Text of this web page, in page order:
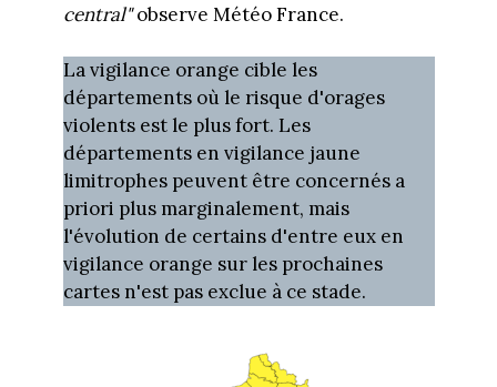
central"observe Météo France.
La vigilance orange cible les
départements où le risque d'orages
violents est le plus fort. Les
départements en vigilance jaune
limitrophes peuvent être concernés a
priori plus marginalement, mais
l'évolution de certains d'entre eux en
vigilance orange sur les prochaines
cartes n'est pas exclue à ce stade.